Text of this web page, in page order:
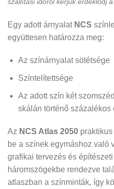
Egy adott árnyalat NCS
együttesen határozza meg:
Az színárnyalat sötétsége
Színtelítettsége
Az adott szín két
skálán történő százalékos
Az NCS Atlas 2050
be a színek egymáshoz való
grafikai tervezés és
háromszögekbe rendezve
atlaszban a színminták, így